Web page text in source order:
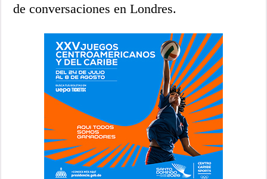
de conversaciones en Londres.